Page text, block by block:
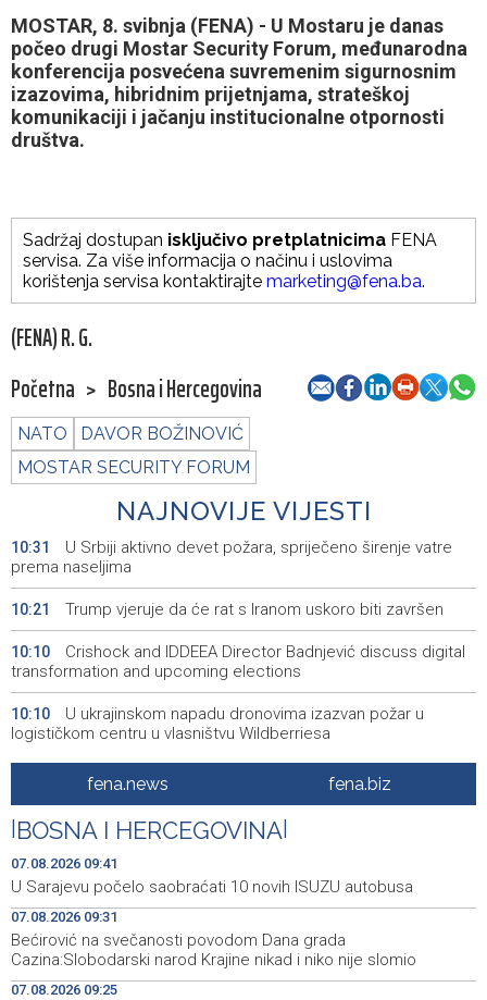
MOSTAR, 8. svibnja (FENA) - U Mostaru je danas
počeo drugi Mostar Security Forum, međunarodna
konferencija posvećena suvremenim sigurnosnim
izazovima, hibridnim prijetnjama, strateškoj
komunikaciji i jačanju institucionalne otpornosti
društva.
Sadržaj dostupan isključivo pretplatnicima FENA
servisa. Za više informacija o načinu i uslovima
korištenja servisa kontaktirajte marketing@fena.ba.
(FENA) R. G.
Početna > Bosna i Hercegovina
NATO
DAVOR BOŽINOVIĆ
MOSTAR SECURITY FORUM
NAJNOVIJE VIJESTI
10:31
U Srbiji aktivno devet požara, spriječeno širenje vatre
prema naseljima
10:21 Trump vjeruje da će rat s Iranom uskoro biti završen
10:10
Crishock and IDDEEA Director Badnjević discuss digital
transformation and upcoming elections
10:10
U ukrajinskom napadu dronovima izazvan požar u
logističkom centru u vlasništvu Wildberriesa
Kajganić and Irish Ambassador discuss rule of law and
BiH's EU path
09:56
Wildfire near Konjic remains active as firefighters
defend homes
Juli donio rast turističkog prometa u KS - Više od 112
hiljada gostiju i 241 hiljada noćenja
09:48
Njemačka tvrdi da avioni parkirani na aerodromu Halle
nisu imali municiju
fena.news fena.biz
BOSNA I HERCEGOVINA
07.08.2026 09:41
U Sarajevu počelo saobraćati 10 novih ISUZU autobusa
07.08.2026 09:31
Bećirović na svečanosti povodom Dana grada
Cazina:Slobodarski narod Krajine nikad i niko nije slomio
07.08.2026 09:25